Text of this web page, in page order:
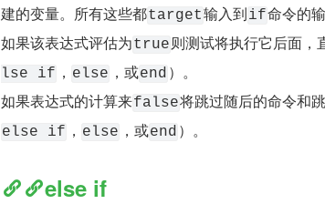
建的变量。所有这些都target输入到if命令的
如果该表达式评估为true 则测试将执行它后面，
lse if ， else ，或end ）。
如果表达式的计算来false将跳过随后的命令和
else if ， else ，或end ）。
else if